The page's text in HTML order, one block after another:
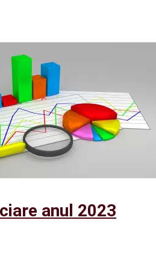
anul 2023